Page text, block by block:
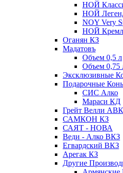
НОЙ
НОЙ
NOY Very
НОЙ
Оганян КЗ
Мадатовъ
Объем 0,5 л
Объем 0,75
Эксклюзивные
Подарочные
СИС Алко
Мараси КД
Грейт Велли
САМКОН КЗ
САЯТ - НОВА
Веди - Алко ВКЗ
Егвардский ВКЗ
Арегак КЗ
Другие